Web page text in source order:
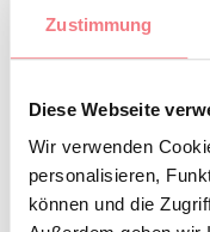
Zustimmung
Diese Webseite
Wir verwenden
personalisieren,
können und die
BLEIBEN
Abonnieren Sie
Dolomiten!
Sie erhalten